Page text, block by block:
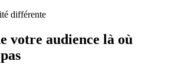
différente
votre audience là où